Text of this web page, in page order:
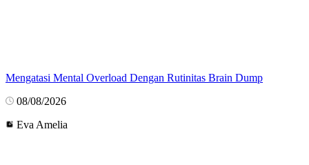
Mengatasi Mental Overload Dengan Rutinitas Brain Dump
08/08/2026
Eva Amelia